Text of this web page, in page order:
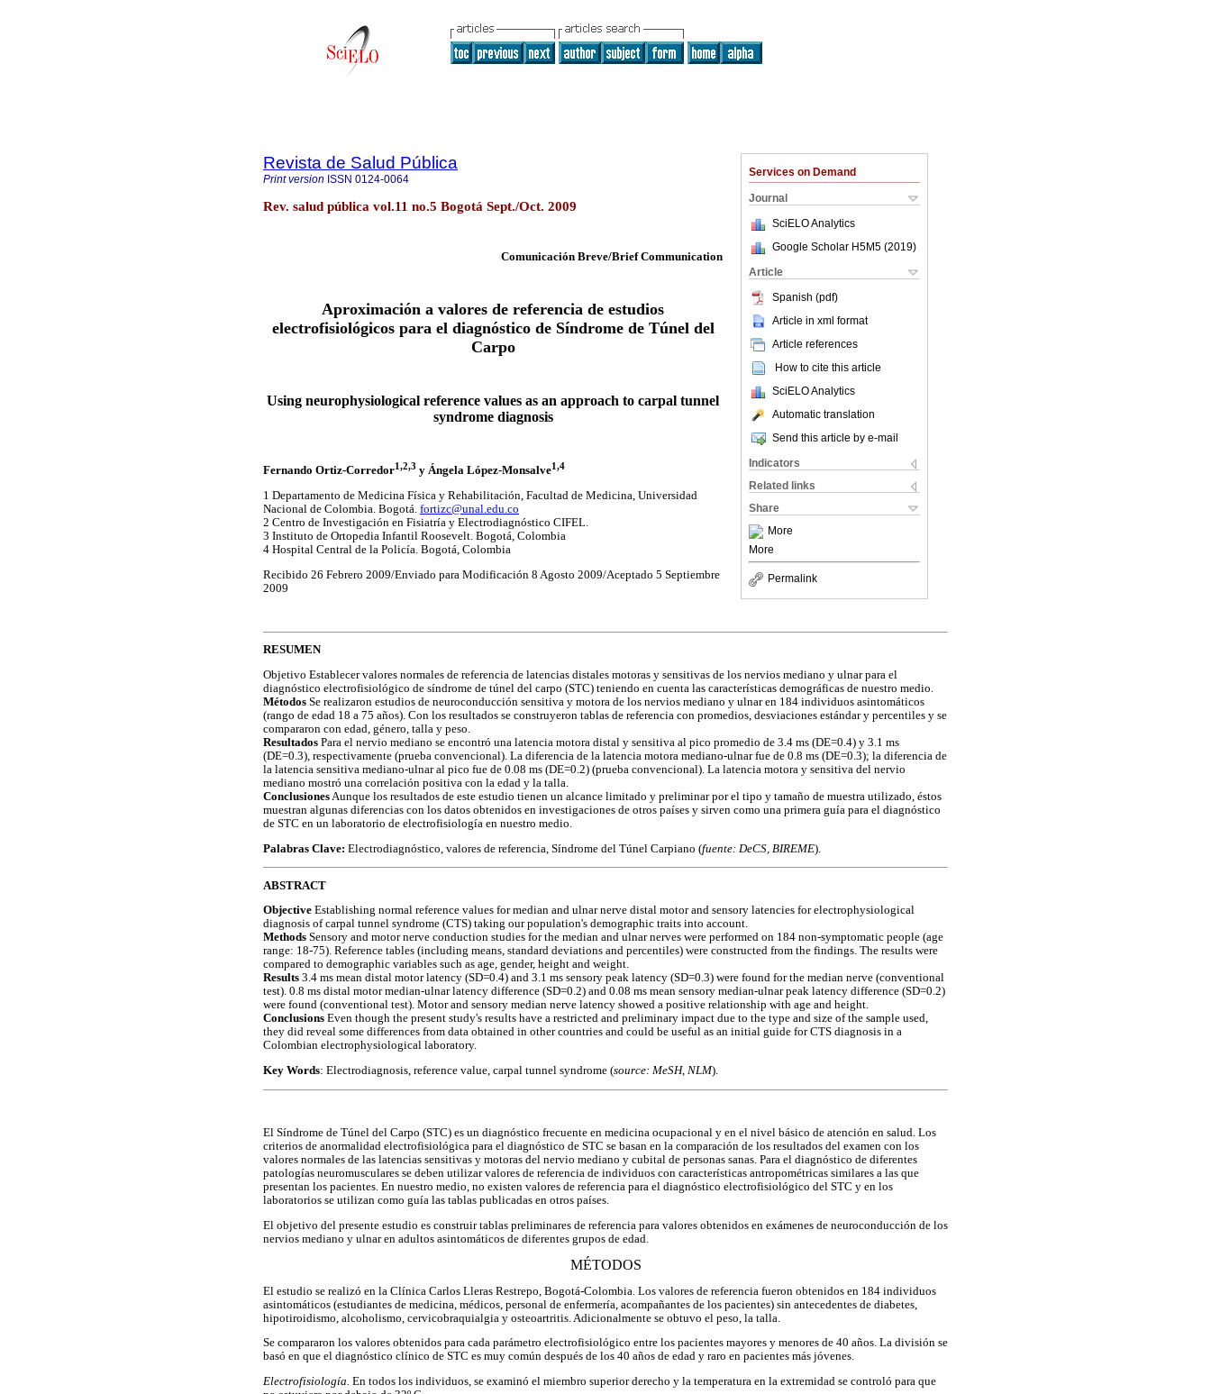
Services on Demand
Journal
SciELO Analytics
Google Scholar H5M5 (2019)
Article
Spanish (pdf)
Article in xml format
Article references
How to cite this article
SciELO Analytics
Automatic translation
Send this article by e-mail
Indicators
Related links
Share
More
More
Permalink
Revista de Salud Pública
Print version ISSN 0124-0064
Rev. salud pública vol.11 no.5 Bogotá Sept./Oct. 2009
Comunicación Breve/Brief Communication
Aproximación a valores de referencia de estudios
electrofisiológicos para el diagnóstico de Síndrome de Túnel del
Carpo
Using neurophysiological reference values as an approach to carpal tunnel
syndrome diagnosis
Fernando Ortiz-Corredor1,2,3 y Ángela López-Monsalve1,4
1 Departamento de Medicina Física y Rehabilitación, Facultad de Medicina, Universidad
Nacional de Colombia. Bogotá. fortizc@unal.edu.co
2 Centro de Investigación en Fisiatría y Electrodiagnóstico CIFEL.
3 Instituto de Ortopedia Infantil Roosevelt. Bogotá, Colombia
4 Hospital Central de la Policía. Bogotá, Colombia
Recibido 26 Febrero 2009/Enviado para Modificación 8 Agosto 2009/Aceptado 5 Septiembre
2009
RESUMEN
Objetivo Establecer valores normales de referencia de latencias distales motoras y sensitivas de los nervios mediano y ulnar para el
diagnóstico electrofisiológico de síndrome de túnel del carpo (STC) teniendo en cuenta las características demográficas de nuestro medio.
Métodos Se realizaron estudios de neuroconducción sensitiva y motora de los nervios mediano y ulnar en 184 individuos asintomáticos
(rango de edad 18 a 75 años). Con los resultados se construyeron tablas de referencia con promedios, desviaciones estándar y percentiles y se
compararon con edad, género, talla y peso.
Resultados Para el nervio mediano se encontró una latencia motora distal y sensitiva al pico promedio de 3.4 ms (DE=0.4) y 3.1 ms
(DE=0.3), respectivamente (prueba convencional). La diferencia de la latencia motora mediano-ulnar fue de 0.8 ms (DE=0.3); la diferencia de
la latencia sensitiva mediano-ulnar al pico fue de 0.08 ms (DE=0.2) (prueba convencional). La latencia motora y sensitiva del nervio
mediano mostró una correlación positiva con la edad y la talla.
ConclusionesAunque los resultados de este estudio tienen un alcance limitado y preliminar por el tipo y tamaño de muestra utilizado, éstos
muestran algunas diferencias con los datos obtenidos en investigaciones de otros países y sirven como una primera guía para el diagnóstico
de STC en un laboratorio de electrofisiología en nuestro medio.
Palabras Clave: Electrodiagnóstico, valores de referencia, Síndrome del Túnel Carpiano (fuente: DeCS, BIREME).
ABSTRACT
Objective Establishing normal reference values for median and ulnar nerve distal motor and sensory latencies for electrophysiological
diagnosis of carpal tunnel syndrome (CTS) taking our population's demographic traits into account.
Methods Sensory and motor nerve conduction studies for the median and ulnar nerves were performed on 184 non-symptomatic people (age
range: 18-75). Reference tables (including means, standard deviations and percentiles) were constructed from the findings. The results were
compared to demographic variables such as age, gender, height and weight.
Results 3.4 ms mean distal motor latency (SD=0.4) and 3.1 ms sensory peak latency (SD=0.3) were found for the median nerve (conventional
test). 0.8 ms distal motor median-ulnar latency difference (SD=0.2) and 0.08 ms mean sensory median-ulnar peak latency difference (SD=0.2)
were found (conventional test). Motor and sensory median nerve latency showed a positive relationship with age and height.
Conclusions Even though the present study's results have a restricted and preliminary impact due to the type and size of the sample used,
they did reveal some differences from data obtained in other countries and could be useful as an initial guide for CTS diagnosis in a
Colombian electrophysiological laboratory.
Key Words: Electrodiagnosis, reference value, carpal tunnel syndrome (source: MeSH, NLM).
El Síndrome de Túnel del Carpo (STC) es un diagnóstico frecuente en medicina ocupacional y en el nivel básico de atención en salud. Los
criterios de anormalidad electrofisiológica para el diagnóstico de STC se basan en la comparación de los resultados del examen con los
valores normales de las latencias sensitivas y motoras del nervio mediano y cubital de personas sanas. Para el diagnóstico de diferentes
patologías neuromusculares se deben utilizar valores de referencia de individuos con características antropométricas similares a las que
presentan los pacientes. En nuestro medio, no existen valores de referencia para el diagnóstico electrofisiológico del STC y en los
laboratorios se utilizan como guía las tablas publicadas en otros países.
El objetivo del presente estudio es construir tablas preliminares de referencia para valores obtenidos en exámenes de neuroconducción de los
nervios mediano y ulnar en adultos asintomáticos de diferentes grupos de edad.
MÉTODOS
El estudio se realizó en la Clínica Carlos Lleras Restrepo, Bogotá-Colombia. Los valores de referencia fueron obtenidos en 184 individuos
asintomáticos (estudiantes de medicina, médicos, personal de enfermería, acompañantes de los pacientes) sin antecedentes de diabetes,
hipotiroidismo, alcoholismo, cervicobraquialgia y osteoartritis. Adicionalmente se obtuvo el peso, la talla.
Se compararon los valores obtenidos para cada parámetro electrofisiológico entre los pacientes mayores y menores de 40 años. La división se
basó en que el diagnóstico clínico de STC es muy común después de los 40 años de edad y raro en pacientes más jóvenes.
Electrofisiología. En todos los individuos, se examinó el miembro superior derecho y la temperatura en la extremidad se controló para que